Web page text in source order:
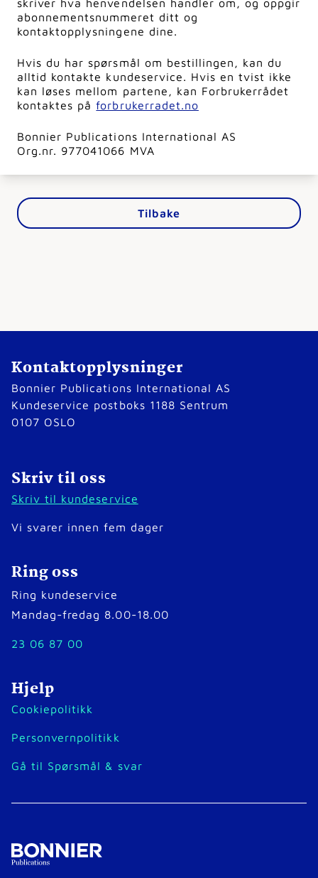
skriver hva henvendelsen handler om, og oppgir
abonnementsnummeret ditt og
kontaktopplysningene dine.
Hvis du har spørsmål om bestillingen, kan du
alltid kontakte kundeservice. Hvis en tvist ikke
kan løses mellom partene, kan Forbrukerrådet
kontaktes påforbrukerradet.no
Bonnier Publications International AS
Org.nr. 977041066 MVA
Tilbake
Kontaktopplysninger
Bonnier Publications International AS
Kundeservice postboks 1188 Sentrum
0107 OSLO
Skriv til oss
Skriv til kundeservice
Vi svarer innen fem dager
Ring oss
Ring kundeservice
Mandag-fredag 8.00-18.00
23 06 87 00
Hjelp
Cookiepolitikk
Personvernpolitikk
Gå til Spørsmål & svar